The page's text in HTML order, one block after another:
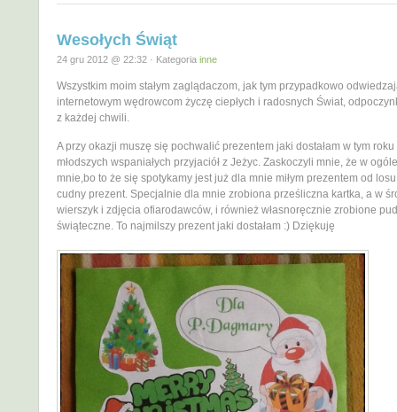
Wesołych Świąt
24 gru 2012 @ 22:32 · Kategoria inne
Wszystkim moim stałym zaglądaczom, jak tym przypadkowo
internetowym wędrowcom życzę ciepłych i radosnych Świat,
z każdej chwili.
A przy okazji muszę się pochwalić prezentem jaki dostałam w tym
młodszych wspaniałych przyjaciół z Jeżyc. Zaskoczyli mnie, że w
mnie,bo to że się spotykamy jest już dla mnie miłym prezentem od
cudny prezent. Specjalnie dla mnie zrobiona prześliczna kartka, a w
wierszyk i zdjęcia ofiarodawców, i również własnoręcznie zrobione
świąteczne. To najmilszy prezent jaki dostałam :) Dziękuję